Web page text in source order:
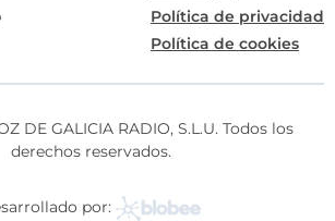
Política de privacidad
Política de cookies
DE GALICIA RADIO, S.L.U. Todos los
derechos reservados.
por: